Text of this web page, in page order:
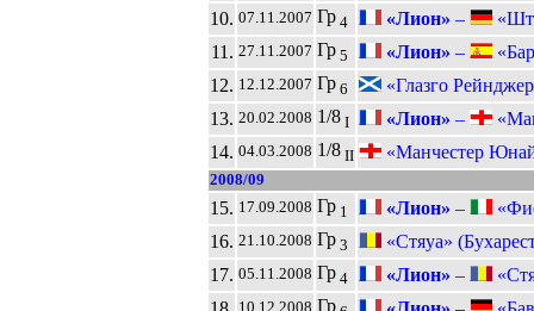
10. 07.11.2007 Гр4 «Лион» –
11. 27.11.2007 Гр5 «Лион» –
12. 12.12.2007 Гр6
«Глазго
13. 20.02.2008 1/8I «Лион» –
14. 04.03.2008 1/8II «Манчестер
2008/09
15. 17.09.2008 Гр1 «Лион» –
16. 21.10.2008 Гр3
«Стяуа»
17. 05.11.2008 Гр4 «Лион» –
10.12.2008 Гр